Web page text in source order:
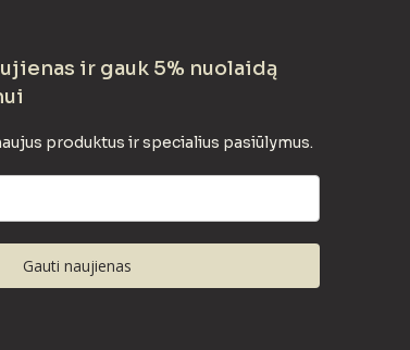
ir gauk 5% nuolaidą
produktus ir specialius pasiūlymus.
Gauti naujienas